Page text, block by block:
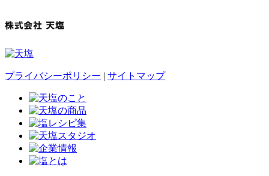
プライバシーポリシー | サイトマップ